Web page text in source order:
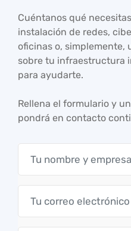
Cuéntanos qué
instalación de redes,
oficinas o, simplemente,
sobre tu infraestructura
para ayudarte.
Rellena el formulario y
pondrá en contacto